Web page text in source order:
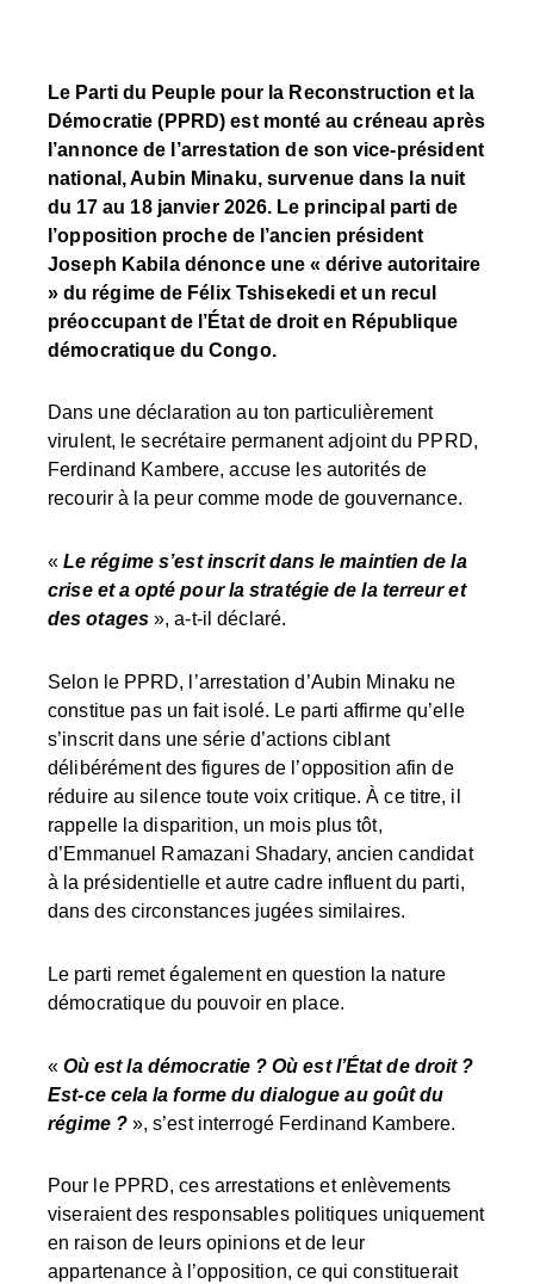
Le Parti du Peuple pour la Reconstruction et la
Démocratie (PPRD) est monté au créneau après
l’annonce de l’arrestation de son vice-président
national, Aubin Minaku, survenue dans la nuit
du 17 au 18 janvier 2026. Le principal parti de
l’opposition proche de l’ancien président
Joseph Kabila dénonce une « dérive autoritaire
» du régime de Félix Tshisekedi et un recul
préoccupant de l’État de droit en République
démocratique du Congo.
Dans une déclaration au ton particulièrement
virulent, le secrétaire permanent adjoint du PPRD,
Ferdinand Kambere, accuse les autorités de
recourir à la peur comme mode de gouvernance.
« Le régime s’est inscrit dans le maintien de la
crise et a opté pour la stratégie de la terreur et
des otages », a-t-il déclaré.
Selon le PPRD, l’arrestation d’Aubin Minaku ne
constitue pas un fait isolé. Le parti affirme qu’elle
s’inscrit dans une série d’actions ciblant
délibérément des figures de l’opposition afin de
réduire au silence toute voix critique. À ce titre, il
rappelle la disparition, un mois plus tôt,
d’Emmanuel Ramazani Shadary, ancien candidat
à la présidentielle et autre cadre influent du parti,
dans des circonstances jugées similaires.
Le parti remet également en question la nature
démocratique du pouvoir en place.
« Où est la démocratie ? Où est l’État de droit ?
Est-ce cela la forme du dialogue au goût du
régime ?», s’est interrogé Ferdinand Kambere.
Pour le PPRD, ces arrestations et enlèvements
viseraient des responsables politiques uniquement
en raison de leurs opinions et de leur
appartenance à l’opposition, ce qui constituerait